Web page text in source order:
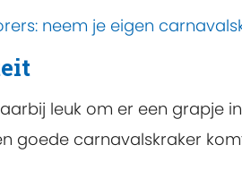
neem je eigen
leuk om er een grapje
goede carnavalskraker